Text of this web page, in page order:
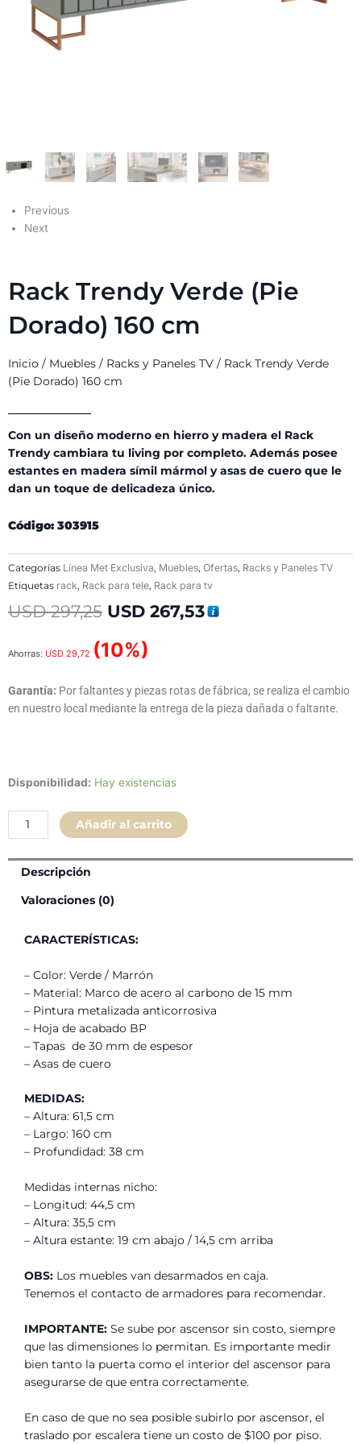
Previous
Next
Rack Trendy Verde (Pie
Dorado) 160 cm
Inicio / Muebles / Racks y Paneles TV / Rack Trendy Verde
(Pie Dorado) 160 cm
Con un diseño moderno en hierro y madera el Rack
Trendy cambiara tu living por completo. Además posee
estantes en madera símil mármol y asas de cuero que le
dan un toque de delicadeza único.
Código: 303915
Categorías Línea Met Exclusiva, Muebles, Ofertas, Racks y Paneles TV
Etiquetas rack, Rack para tele, Rack para tv
USD297,25 El
original
era:
USD 297,25.
USD 267,53El
USD 267,53.
Ahorras: USD 29,72 (10%)
Garantía: Por faltantes y piezas rotas de fábrica, se realiza el cambio
en nuestro local mediante la entrega de la pieza dañada o faltante.
Disponibilidad: Hay existencias
Rack
160
cantidad
Añadir al carrito
Descripción
Valoraciones (0)
CARACTERÍSTICAS:
– Color: Verde / Marrón
– Material: Marco de acero al carbono de 15 mm
– Pintura metalizada anticorrosiva
– Hoja de acabado BP
– Tapas de 30 mm de espesor
– Asas de cuero
MEDIDAS:
– Altura: 61,5 cm
– Largo: 160 cm
– Profundidad: 38 cm
Medidas internas nicho:
– Longitud: 44,5 cm
– Altura: 35,5 cm
– Altura estante: 19 cm abajo / 14,5 cm arriba
OBS: Los muebles van desarmados en caja.
Tenemos el contacto de armadores para recomendar.
IMPORTANTE: Se sube por ascensor sin costo, siempre
que las dimensiones lo permitan. Es importante medir
bien tanto la puerta como el interior del ascensor para
asegurarse de que entra correctamente.
En caso de que no sea posible subirlo por ascensor, el
traslado por escalera tiene un costo de $100 por piso.